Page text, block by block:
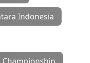
Indonesia